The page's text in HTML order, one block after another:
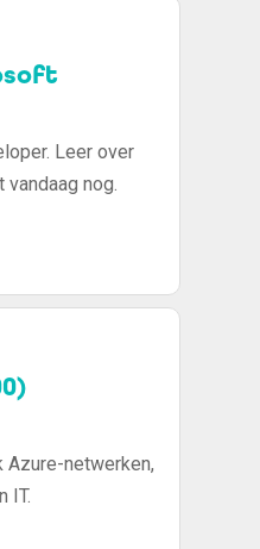
Leer over
nog.
Azure-netwerken,
IT.